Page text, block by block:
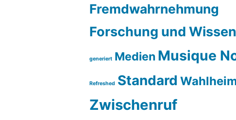
Fremdwahrnehmung
Forschung und
generiert Medien Musique
Refreshed Standard
Zwischenruf